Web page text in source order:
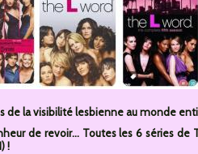
de la visibilité lesbienne au monde
de revoir... Toutes les 6 séries de
!